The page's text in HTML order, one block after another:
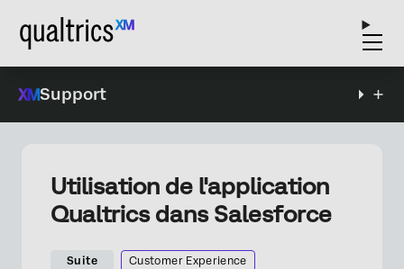
Support
Utilisation de l'application
Qualtrics dans Salesforce
Suite Customer Experience